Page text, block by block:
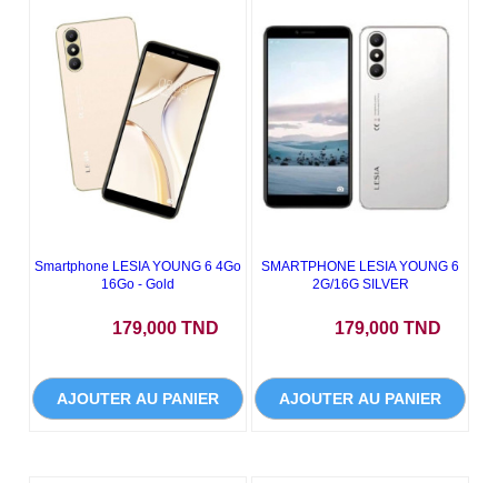
Smartphone LESIA YOUNG 6 4Go
16Go - Gold
179,000 TND
AJOUTER AU PANIER
SMARTPHONE LESIA YOUNG 6
2G/16G SILVER
179,000 TND
AJOUTER AU PANIER